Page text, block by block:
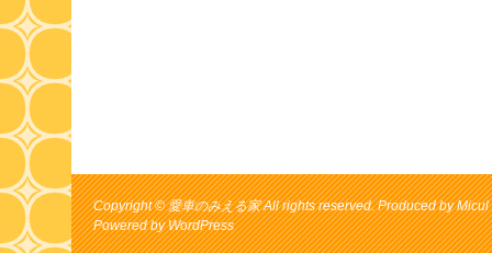
Copyright © 愛車のみえる家 All rights reserved. Produced by Micul
Powered byWordPress